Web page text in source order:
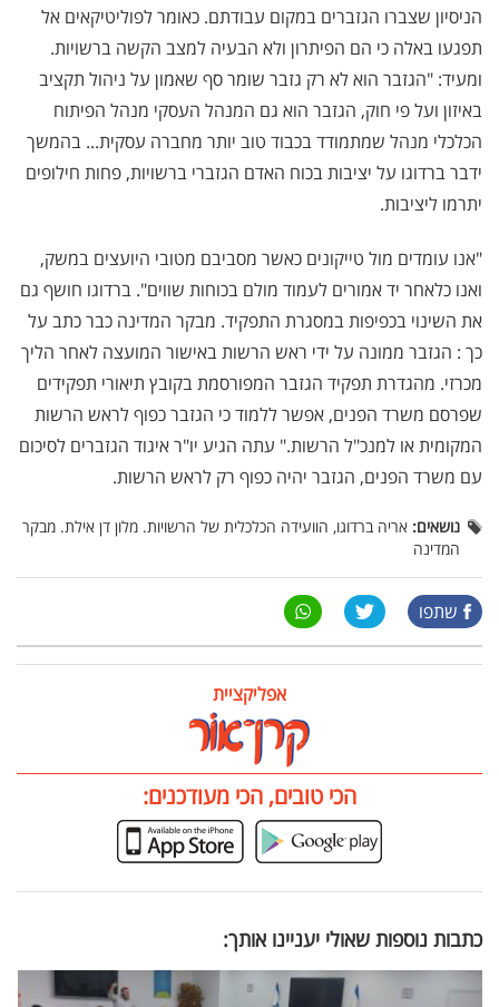
הניסיון שצברו הגזברים במקום עבודתם. כאומר לפוליטיקאים אל
תפגעו באלה כי הם הפיתרון ולא הבעיה למצב הקשה ברשויות.
ומעיד: "הגזבר הוא לא רק גזבר שומר סף שאמון על ניהול תקציב
באיזון ועל פי חוק, הגזבר הוא גם המנהל העסקי מנהל הפיתוח
הכלכלי מנהל שמתמודד בכבוד טוב יותר מחברה עסקית... בהמשך
ידבר ברדוגו על יציבות בכוח האדם הגזברי ברשויות, פחות חילופים
יתרמו ליציבות.
"אנו עומדים מול טייקונים כאשר מסביבם מטובי היועצים במשק,
ואנו כלאחר יד אמורים לעמוד מולם בכוחות שווים". ברדוגו חושף גם
את השינוי בכפיפות במסגרת התפקיד. מבקר המדינה כבר כתב על
כך : הגזבר ממונה על ידי ראש הרשות באישור המועצה לאחר הליך
מכרזי. מהגדרת תפקיד הגזבר המפורסמת בקובץ תיאורי תפקידים
שפרסם משרד הפנים, אפשר ללמוד כי הגזבר כפוף לראש הרשות
המקומית או למנכ"ל הרשות." עתה הגיע יו"ר איגוד הגזברים לסיכום
עם משרד הפנים, הגזבר יהיה כפוף רק לראש הרשות.
נושאים: אריה ברדוגו, הוועידה הכלכלית של הרשויות. מלון דן אילת. מבקר
המדינה
שתפו
אפליקציית
הכי טובים, הכי מעודכנים:
כתבות נוספות שאולי יעניינו אותך: